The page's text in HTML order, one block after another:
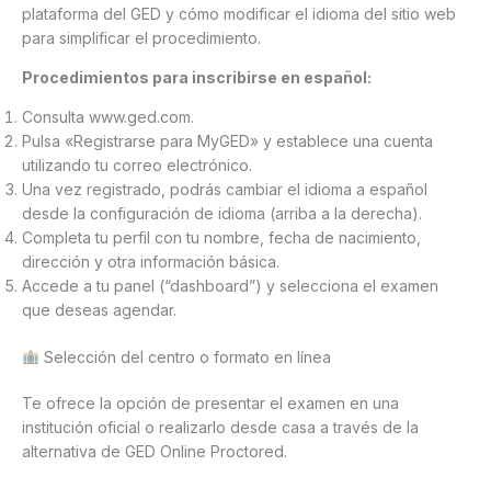
plataforma del GED y cómo modificar el idioma del sitio web
para simplificar el procedimiento.
Procedimientos para inscribirse en español:
Consulta www.ged.com.
Pulsa «Registrarse para MyGED» y establece una cuenta
utilizando tu correo electrónico.
Una vez registrado, podrás cambiar el idioma a español
desde la configuración de idioma (arriba a la derecha).
Completa tu perfil con tu nombre, fecha de nacimiento,
dirección y otra información básica.
Accede a tu panel (“dashboard”) y selecciona el examen
que deseas agendar.
Selección del centro o formato en línea
Te ofrece la opción de presentar el examen en una
institución oficial o realizarlo desde casa a través de la
alternativa de GED Online Proctored.